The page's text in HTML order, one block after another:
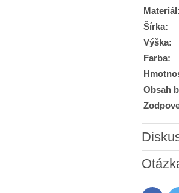
Materiál:
Šírka:
Výška:
Farba:
Obsah
Nový